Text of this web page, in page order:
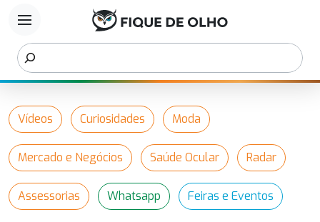
menu
Vídeos Curiosidades Moda
Mercado e Negócios Saúde Ocular Radar
Assessorias Whatsapp Feiras e Eventos